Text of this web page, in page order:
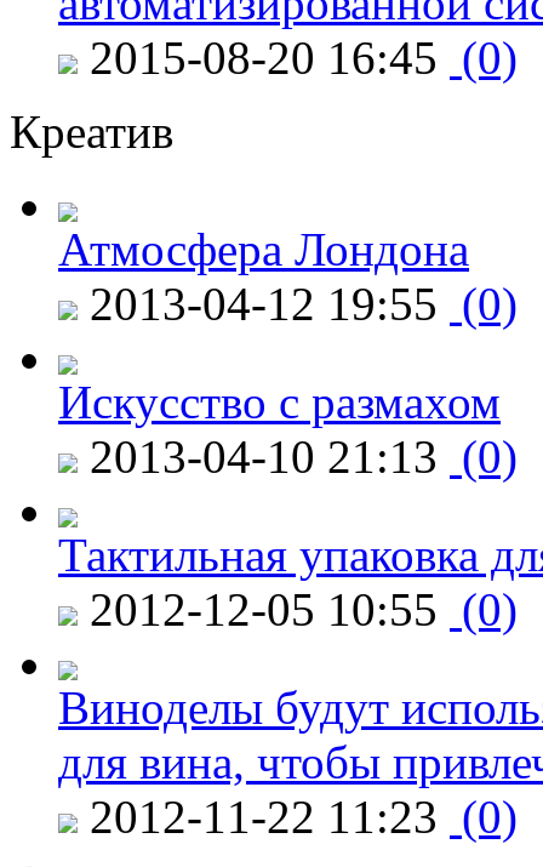
2015-08-20 16:45 (0)
Креатив
Атмосфера Лондона
2013-04-12 19:55 (0)
Искусство с размахом
2013-04-10 21:13 (0)
Тактильная упаковка
2012-12-05 10:55 (0)
Виноделы будут
для вина, чтобы
2012-11-22 11:23 (0)